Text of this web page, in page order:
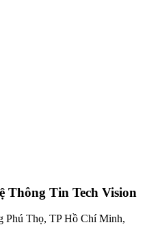
Thông Tin Tech Vision
Phú Thọ, TP Hồ Chí Minh,